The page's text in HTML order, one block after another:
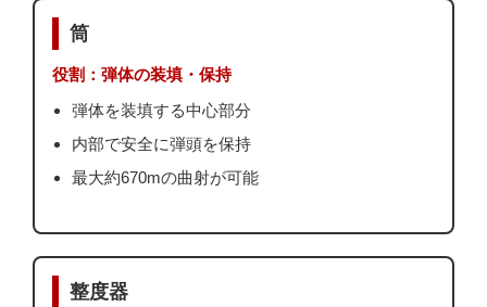
筒
役割：弾体の装填・保持
弾体を装填する中心部分
内部で安全に弾頭を保持
最大約670mの曲射が可能
整度器